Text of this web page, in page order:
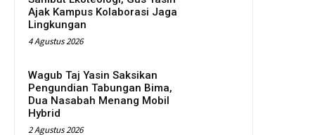
Ajak Kampus Kolaborasi Jaga
Lingkungan
4 Agustus 2026
Wagub Taj Yasin Saksikan
Pengundian Tabungan Bima,
Dua Nasabah Menang Mobil
Hybrid
2 Agustus 2026